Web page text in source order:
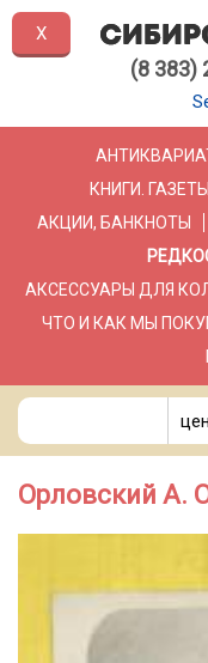
(8 383)
КНИГИ.
АКЦИИ, БАНКНОТЫ
АКСЕССУАРЫ ДЛЯ
ЧТО И КАК МЫ
Орловский А.
X